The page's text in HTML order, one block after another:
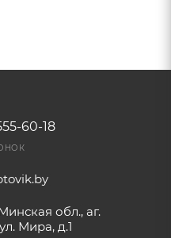
60-18
обл., аг.
Мира, д.1